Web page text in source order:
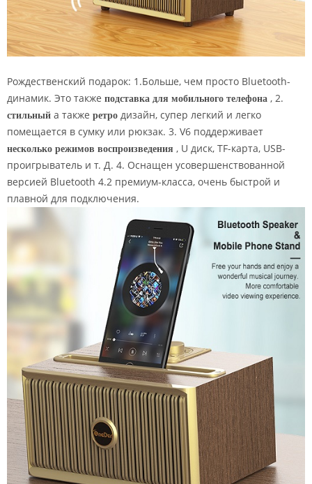
Рождественский подарок: 1.Больше, чем просто Bluetooth-
динамик. Это также подставка для мобильного телефона , 2.
стильный а также ретро дизайн, супер легкий и легко
помещается в сумку или рюкзак. 3. V6 поддерживает
несколько режимов воспроизведения , U диск, TF-карта, USB-
проигрыватель и т. Д. 4. Оснащен усовершенствованной
версией Bluetooth 4.2 премиум-класса, очень быстрой и
плавной для подключения.